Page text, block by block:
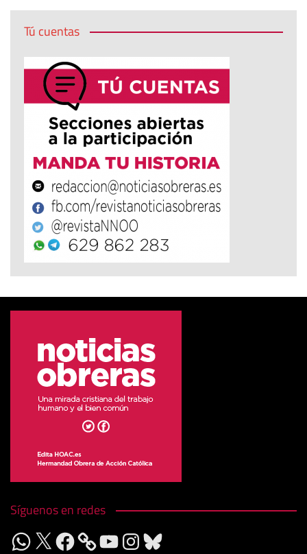
Tú cuentas
Síguenos en redes
WhatsApp
X Facebook YouTubeInstagram
Bluesky